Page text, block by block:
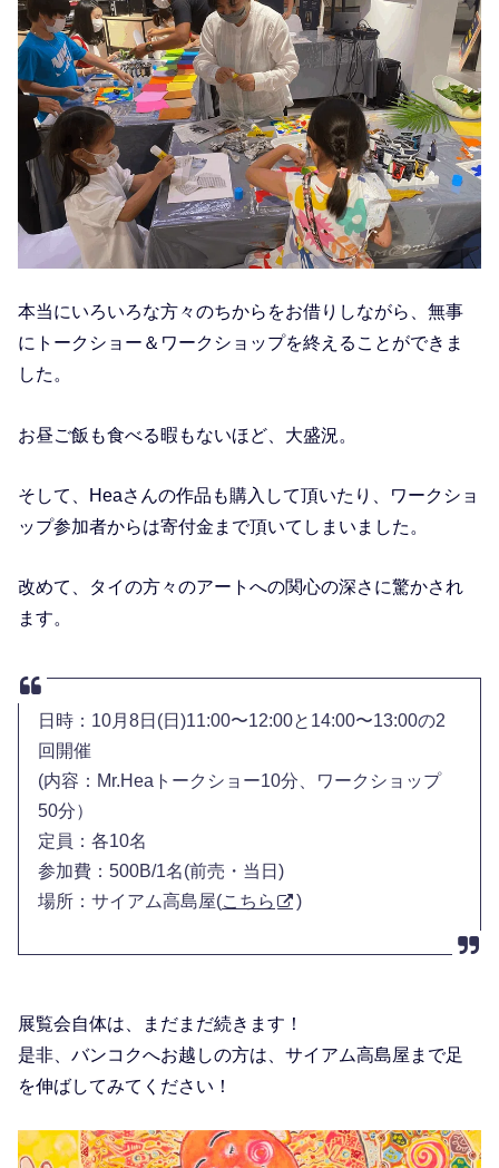
本当にいろいろな方々のちからをお借りしながら、無事
にトークショー＆ワークショップを終えることができま
した。
お昼ご飯も食べる暇もないほど、大盛況。
そして、Heaさんの作品も購入して頂いたり、ワークショ
ップ参加者からは寄付金まで頂いてしまいました。
改めて、タイの方々のアートへの関心の深さに驚かされ
ます。
日時：10月8日(日)11:00〜12:00と14:00〜13:00の2
回開催
(内容：Mr.Heaトークショー10分、ワークショップ
50分）
定員：各10名
参加費：500B/1名(前売・当日)
場所：サイアム高島屋(こちら )
展覧会自体は、まだまだ続きます！
是非、バンコクへお越しの方は、サイアム高島屋まで足
を伸ばしてみてください！